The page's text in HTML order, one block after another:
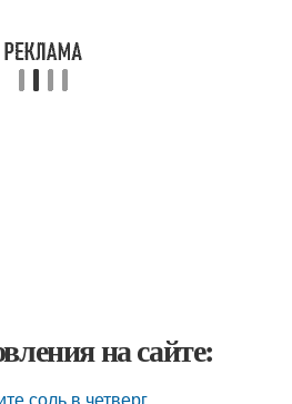
на сайте:
соль в четверг.